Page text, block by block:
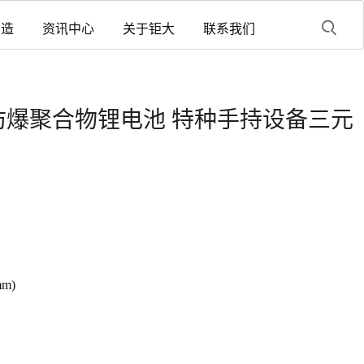
资讯中心 关于钜大 联系我们
爆聚合物锂电池 特种手持设备三元